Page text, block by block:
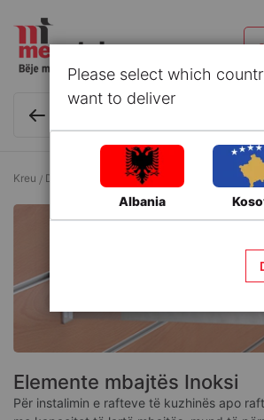
Kreu Druri dhe Zdrukthtari Elemente mbajtës
Elemente mbajtës Inoksi
Për instalimin e rafteve të kuzhinës apo
Please select which
want to deliver
Albania